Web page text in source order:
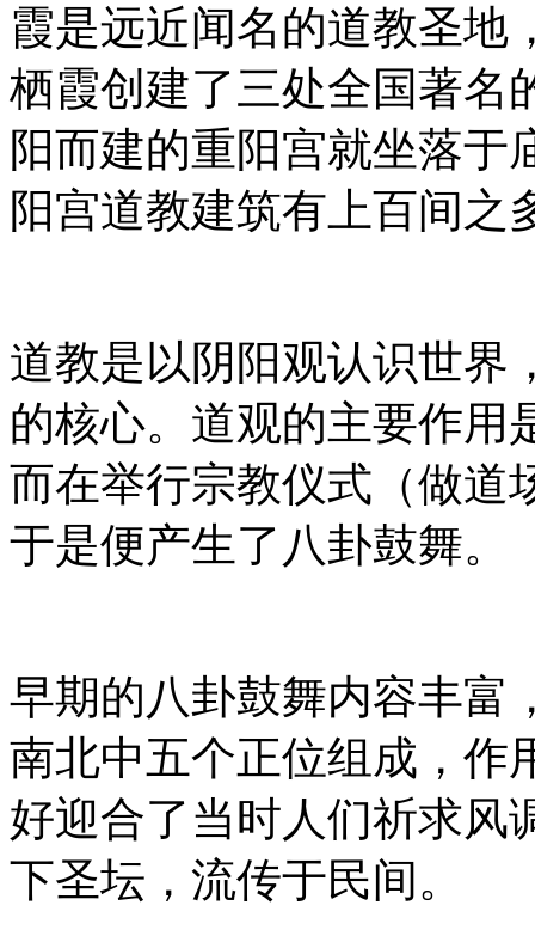
霞是远近闻名的道教圣地
栖霞创建了三处全国著名
阳而建的重阳宫就坐落于
阳宫道教建筑有上百间之
道教是以阴阳观认识世界
的核心。道观的主要作用
而在举行宗教仪式（做道
于是便产生了八卦鼓舞。
早期的八卦鼓舞内容丰富
南北中五个正位组成，作
好迎合了当时人们祈求风
下圣坛，流传于民间。